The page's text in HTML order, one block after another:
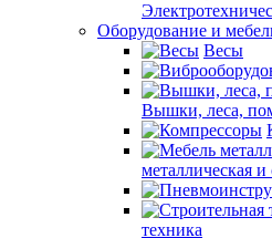
Оборудование и
Весы
Вышки, леса,
металлическая
техника